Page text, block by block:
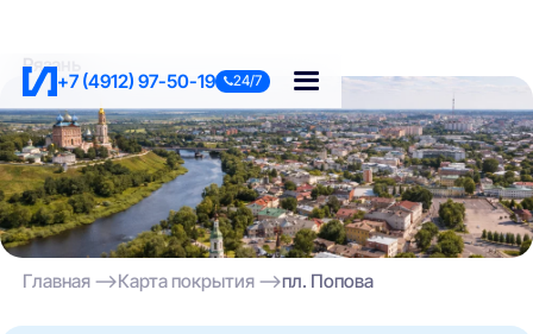
+7 (4912) 97-50-19 24/7
Рязань
Главная Карта покрытия пл. Попова